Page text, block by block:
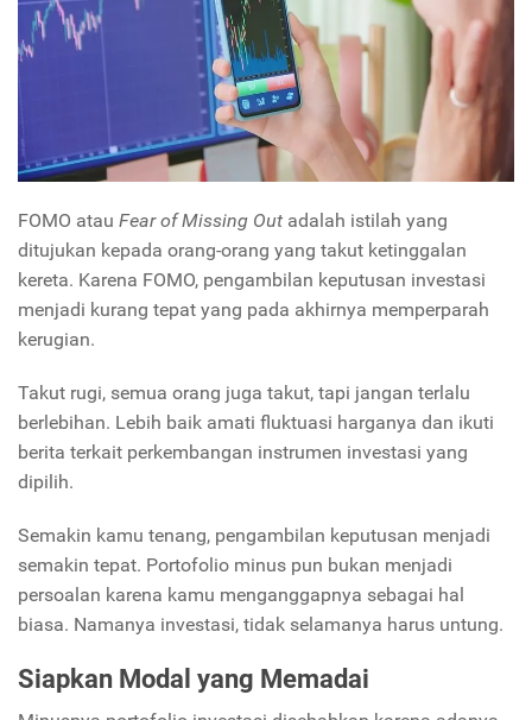
FOMO atau Fear of Missing Out adalah istilah yang
ditujukan kepada orang-orang yang takut ketinggalan
kereta. Karena FOMO, pengambilan keputusan investasi
menjadi kurang tepat yang pada akhirnya memperparah
kerugian.
Takut rugi, semua orang juga takut, tapi jangan terlalu
berlebihan. Lebih baik amati fluktuasi harganya dan ikuti
berita terkait perkembangan instrumen investasi yang
dipilih.
Semakin kamu tenang, pengambilan keputusan menjadi
semakin tepat. Portofolio minus pun bukan menjadi
persoalan karena kamu menganggapnya sebagai hal
biasa. Namanya investasi, tidak selamanya harus untung.
Siapkan Modal yang Memadai